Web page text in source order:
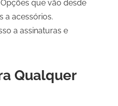
Opções que vão desde
a acessórios.
a assinaturas e
Qualquer